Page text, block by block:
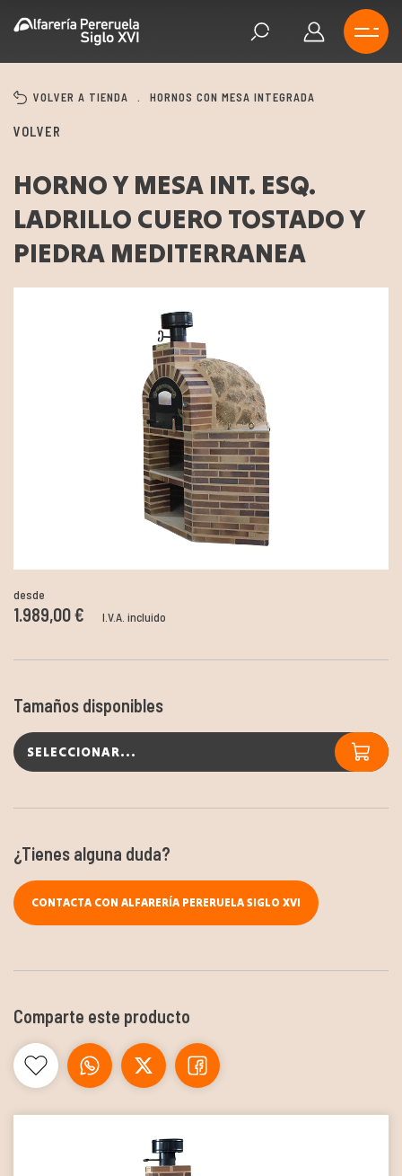
VOLVER A TIENDA . HORNOS CON MESA INTEGRADA
VOLVER
HORNO Y MESA INT. ESQ.
LADRILLO CUERO TOSTADO Y
PIEDRA MEDITERRANEA
desde
1.989,00 € I.V.A. incluido
Tamaños disponibles
SELECCIONAR...
¿Tienes alguna duda?
CONTACTA CON ALFARERÍA PERERUELA SIGLO XVI
Comparte este producto